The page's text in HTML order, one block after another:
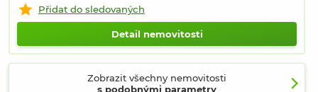
Přidat do sledovaných
Detail nemovitosti
Zobrazit všechny nemovitosti
s podobnými parametry